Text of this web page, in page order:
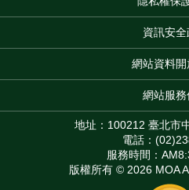
資訊安
網站資料
網站服務
地址：100212 臺北市
電話：
服務時間：
版權所有 © 2026 MOA